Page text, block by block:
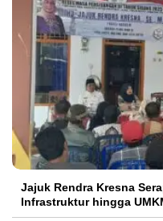
Jajuk Rendra Kresna
Infrastruktur hingga